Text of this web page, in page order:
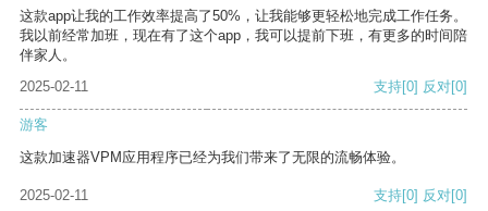
这款app让我的工作效率提高了50%，让我能够更轻松地完成工作任务。
我以前经常加班，现在有了这个app，我可以提前下班，有更多的时间陪
伴家人。
2025-02-11
支持[0] 反对[0]
游客
这款加速器VPM应用程序已经为我们带来了无限的流畅体验。
2025-02-11 支持[0] 反对[0]